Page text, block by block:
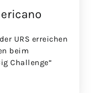
URS erreichen
beim
Challenge“